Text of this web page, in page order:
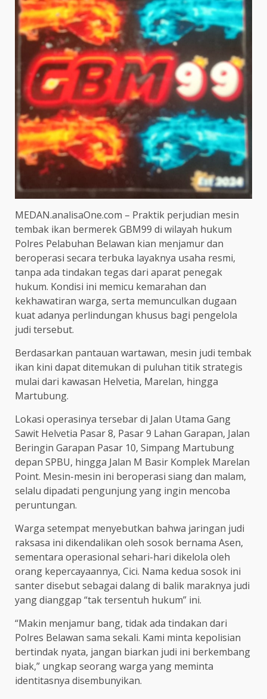
MEDAN.analisaOne.com – Praktik perjudian mesin
tembak ikan bermerek GBM99 di wilayah hukum
Polres Pelabuhan Belawan kian menjamur dan
beroperasi secara terbuka layaknya usaha resmi,
tanpa ada tindakan tegas dari aparat penegak
hukum. Kondisi ini memicu kemarahan dan
kekhawatiran warga, serta memunculkan dugaan
kuat adanya perlindungan khusus bagi pengelola
judi tersebut.
Berdasarkan pantauan wartawan, mesin judi tembak
ikan kini dapat ditemukan di puluhan titik strategis
mulai dari kawasan Helvetia, Marelan, hingga
Martubung.
Lokasi operasinya tersebar di Jalan Utama Gang
Sawit Helvetia Pasar 8, Pasar 9 Lahan Garapan, Jalan
Beringin Garapan Pasar 10, Simpang Martubung
depan SPBU, hingga Jalan M Basir Komplek Marelan
Point. Mesin-mesin ini beroperasi siang dan malam,
selalu dipadati pengunjung yang ingin mencoba
peruntungan.
Warga setempat menyebutkan bahwa jaringan judi
raksasa ini dikendalikan oleh sosok bernama Asen,
sementara operasional sehari-hari dikelola oleh
orang kepercayaannya, Cici. Nama kedua sosok ini
santer disebut sebagai dalang di balik maraknya judi
yang dianggap “tak tersentuh hukum” ini.
“Makin menjamur bang, tidak ada tindakan dari
Polres Belawan sama sekali. Kami minta kepolisian
bertindak nyata, jangan biarkan judi ini berkembang
biak,” ungkap seorang warga yang meminta
identitasnya disembunyikan.